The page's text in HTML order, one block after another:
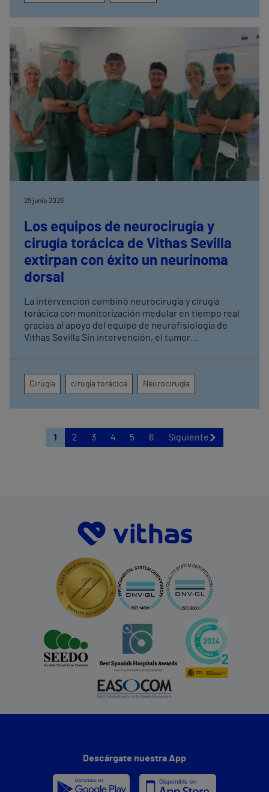
25 junio 2026
Los equipos de neurocirugía y
cirugía torácica de Vithas Sevilla
extirpan con éxito un neurinoma
dorsal
La intervención combinó neurocirugía y cirugía
torácica con monitorización medular en tiempo real
gracias al apoyo del equipo de neurofisiología de
Vithas Sevilla Sin intervención, el tumor
cadera hasta la región perianal
Cirugía cirugía torácica Neurocirugía
1 2 3 4 5 6 Siguiente
Descárgate nuestra App